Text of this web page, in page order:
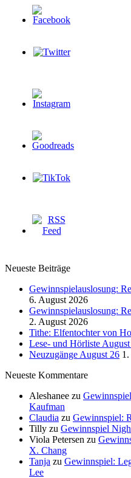
Neueste Beiträge
Gewinnspielauslosung:
6. August 2026
Gewinnspielauslosung:
2. August 2026
Tithe: Elfentochter von
Lese- und Hörliste
Neuzugänge August 26
Neueste Kommentare
Aleshanee zu
Kaufman
Claudia zu Gewinnspiel:
Tilly zu Gewinnspiel
Viola Petersen zu
X. Chang
Tanja zu Gewinnspiel:
Lee